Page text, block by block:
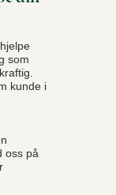
som
kunde i
oss på